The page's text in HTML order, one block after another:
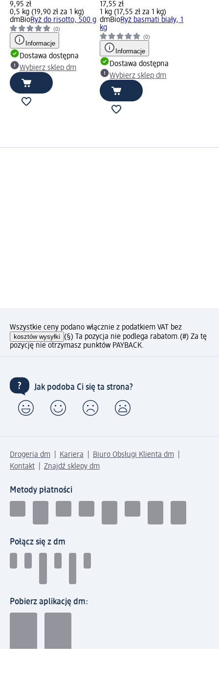
9,95 zł
0,5 kg (19,90 zł za 1 kg)
dmBioRyż do risotto, 500 g
(0)
Informacje
Dostawa dostępna
Wybierz sklep dm
17,55 zł
1 kg (17,55 zł za 1 kg)
dmBioRyż basmati biały, 1
kg
(0)
Informacje
Dostawa dostępna
Wybierz sklep dm
Wszystkie ceny podano włącznie z podatkiem VAT bez
kosztów wysyłki (§) Ta pozycja nie podlega rabatom.(#) Za tę
pozycję nie otrzymasz punktów PAYBACK.
Jak podoba Ci się ta strona?
Drogeria dm Kariera
Biuro Obsługi Klienta dm
Kontakt
Znajdź sklepy dm
Metody płatności
Połącz się z dm
Pobierz aplikację dm: